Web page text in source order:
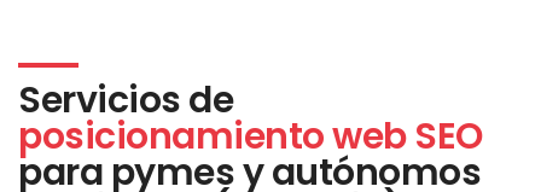
Servicios de
posicionamiento web SEO
para pymes y autónomos